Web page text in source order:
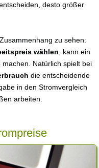
desto größer
zu sehen:
wählen , kann ein
Natürlich spielt bei
die entscheidende
in den Stromvergleich
arbeiten.